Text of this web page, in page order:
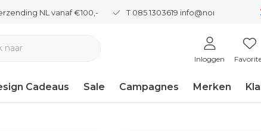
NL vanaf €100,- T 085 1303619 info@nordicnew.nl
Inloggen
Cadeaus Sale Campagnes Merken